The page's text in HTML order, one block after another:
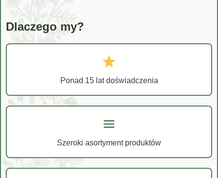
Dlaczego my?
Ponad 15 lat doświadczenia
Szeroki asortyment produktów